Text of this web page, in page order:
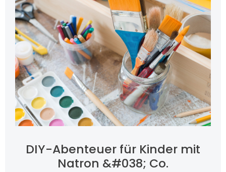
DIY-Abenteuer für Kinder mit
Natron &#038; Co.